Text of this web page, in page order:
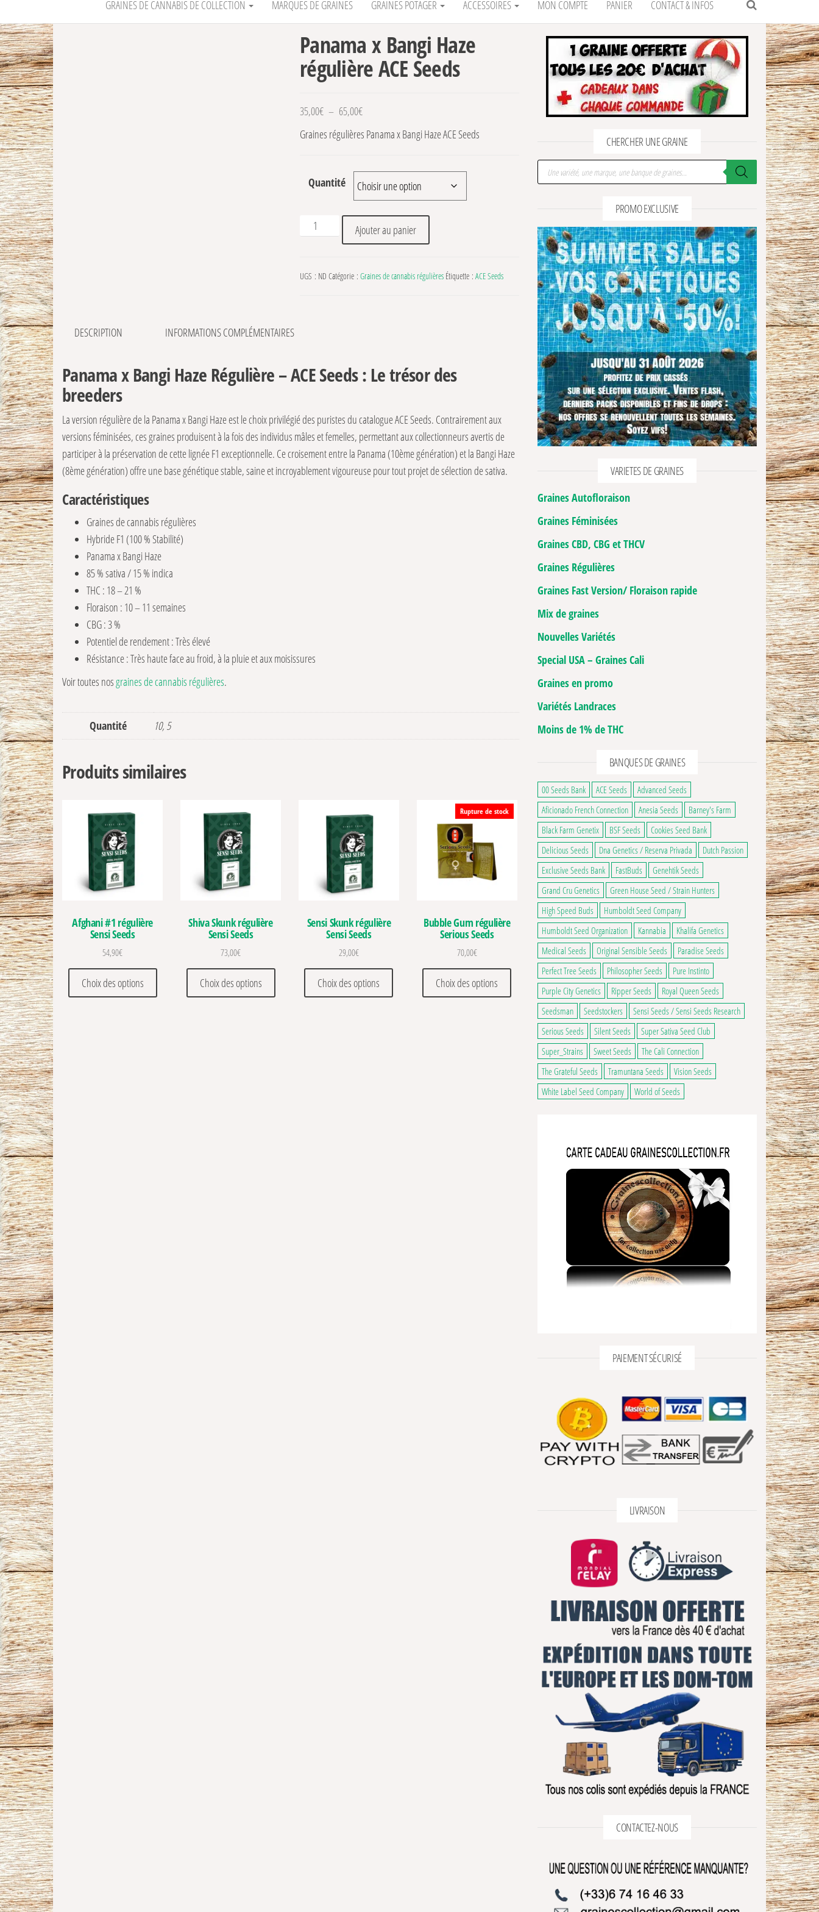
GRAINES DE CANNABIS DE COLLECTION MARQUES DE GRAINES GRAINES POTAGER ACCESSOIRES MON COMPTE PANIER CONTACT & INFOS
Panama x Bangi Haze
régulière ACE Seeds
35,00€ – 65,00€Plage de prix : 35,00€ à 65,00€
Graines régulières Panama x Bangi Haze ACE Seeds
Quantité
quantité de Panama x Bangi Haze régulière ACE Seeds
Ajouter au panier
UGS : ND Catégorie : Graines de cannabis régulières Étiquette : ACE Seeds
DESCRIPTION INFORMATIONS COMPLÉMENTAIRES
Panama x Bangi Haze Régulière – ACE Seeds : Le trésor des
breeders
La version régulière de la Panama x Bangi Haze est le choix privilégié des puristes du catalogue ACE Seeds. Contrairement aux
versions féminisées, ces graines produisent à la fois des individus mâles et femelles, permettant aux collectionneurs avertis de
participer à la préservation de cette lignée F1 exceptionnelle. Ce croisement entre la Panama (10ème génération) et la Bangi Haze
(8ème génération) offre une base génétique stable, saine et incroyablement vigoureuse pour tout projet de sélection de sativa.
Caractéristiques
Graines de cannabis régulières
Hybride F1 (100 % Stabilité)
Panama x Bangi Haze
85 % sativa / 15 % indica
THC : 18 – 21 %
Floraison : 10 – 11 semaines
CBG : 3 %
Potentiel de rendement : Très élevé
Résistance : Très haute face au froid, à la pluie et aux moisissures
Voir toutes nosgraines de cannabis régulières.
Quantité 10, 5
Produits similaires
Afghani #1 régulière
Sensi Seeds
54,90€
Choix des options
Ce produit a plusieurs variations. Les options peuvent être choisies sur la page du produit
Shiva Skunk régulière
Sensi Seeds
73,00€
Choix des options
Ce produit a plusieurs variations. Les options peuvent être choisies sur la page du produit
Sensi Skunk régulière
Sensi Seeds
29,00€
Choix des options
Ce produit a plusieurs variations. Les options peuvent être choisies sur la page du produit
Rupture de stock
Bubble Gum régulière
Serious Seeds
70,00€
Choix des options
Ce produit a plusieurs variations. Les options peuvent être choisies sur la page du
CHERCHER UNE GRAINE
Recherche de produits
PROMO EXCLUSIVE
VARIETES DE GRAINES
Graines Autofloraison
Graines Féminisées
Graines CBD, CBG et THCV
Graines Régulières
Graines Fast Version/ Floraison rapide
Mix de graines
Nouvelles Variétés
Special USA – Graines Cali
Graines en promo
Variétés Landraces
Moins de 1% de THC
BANQUES DE GRAINES
00 Seeds Bank ACE Seeds
Advanced Seeds
Aficionado French Connection
Anesia Seeds
Barney's Farm
Black Farm Genetix
BSF Seeds
Cookies Seed Bank
Delicious Seeds
Dna Genetics / Reserva Privada
Dutch Passion
Exclusive Seeds Bank
FastBuds
Genehtik Seeds
Grand Cru Genetics
Green House Seed / Strain Hunters
High Speed Buds
Humboldt Seed Company
Humboldt Seed Organization
Kannabia
Khalifa Genetics
Medical Seeds
Original Sensible Seeds
Paradise Seeds
Perfect Tree Seeds
Philosopher Seeds
Pure Instinto
Purple City Genetics
Ripper Seeds
Royal Queen Seeds
Seedsman
Seedstockers
Sensi Seeds / Sensi Seeds Research
Serious Seeds
Silent Seeds
Super Sativa Seed Club
Super_Strains
Sweet Seeds
The Cali Connection
The Grateful Seeds
Tramuntana Seeds
Vision Seeds
White Label Seed Company
World of Seeds
PAIEMENT SÉCURISÉ
LIVRAISON
CONTACTEZ-NOUS